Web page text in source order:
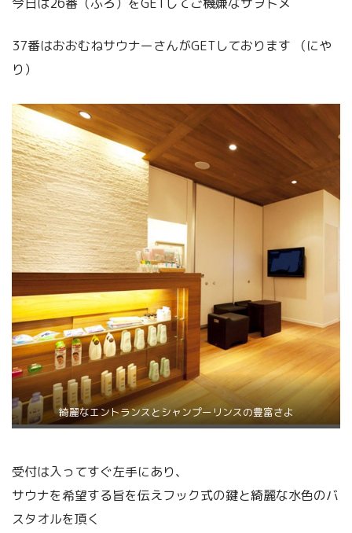
37番はおおむねサウナーさんがGETしております （にや
り）
綺麗なエントランスとシャンプーリンスの豊富さよ
受付は入ってすぐ左手にあり、
サウナを希望する旨を伝えフック式の鍵と綺麗な水色のバ
スタオルを頂く